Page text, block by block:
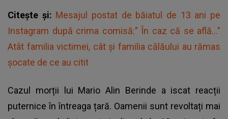
Citește și: Mesajul postat de băiatul de 13 ani pe
Instagram după crima comisă:" În caz că se află..."
Atât familia victimei, cât și familia călăului au rămas
șocate de ce au citit
Cazul morții lui Mario Alin Berinde a iscat reacții
puternice în întreaga țară. Oamenii sunt revoltați mai